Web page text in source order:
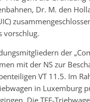
Dr. M. den
vorschlug.
der
mit der NS zur
VT 11.5. Im
in
Die TEE-